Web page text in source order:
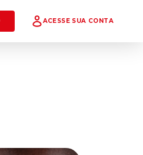
ACESSE SUA CONTA